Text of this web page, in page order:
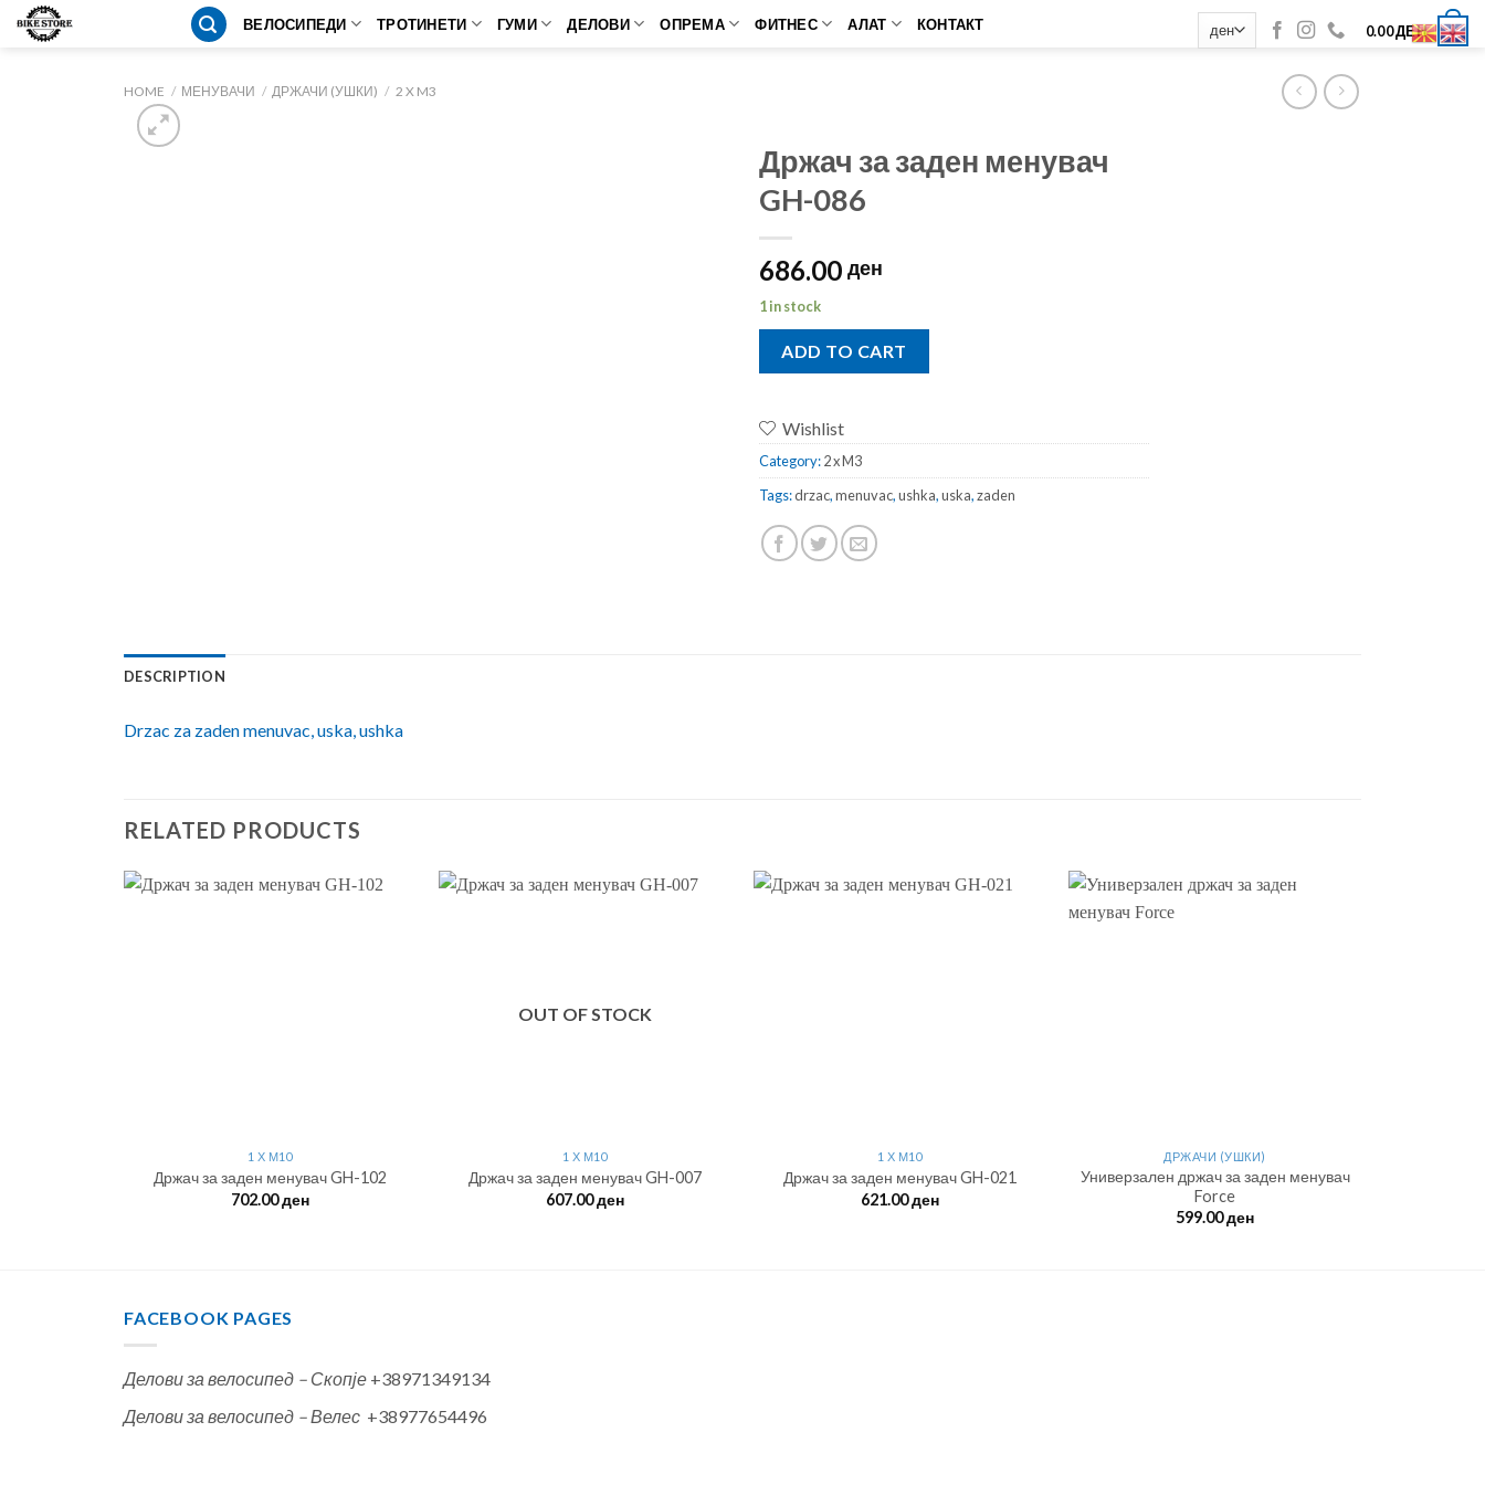
Skip
ВЕЛОСИПЕДИ ТРОТИНЕТИ ГУМИ ДЕЛОВИ ОПРЕМА ФИТНЕС АЛАТ КОНТАКТ 0.00ДЕН 0
HOME / МЕНУВАЧИ / ДРЖАЧИ (УШКИ) / 2 X M3
Држач за заден менувач
GH-086
686.00 ден
1 in stock
ADD TO CART
Wishlist
Category:2 x M3
Tags:drzac,menuvac,ushka,uska,zaden
DESCRIPTION
Drzac za zaden menuvac, uska, ushka
RELATED PRODUCTS
1 Х М10
Држач за заден менувач GH-102
702.00ден
OUT OF STOCK
1 Х М10
Држач за заден менувач GH-007
607.00ден
1 Х М10
Држач за заден менувач GH-021
621.00ден
ДРЖАЧИ (УШКИ)
Универзален држач за заден менувач
Force
599.00ден
FACEBOOK PAGES
Делови за велосипед – Скопје +38971349134
Делови за велосипед – Велес +38977654496